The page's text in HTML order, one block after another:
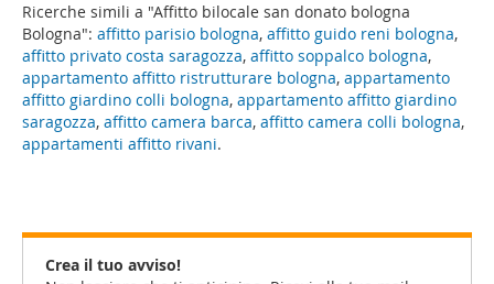
Ricerche simili a "Affitto bilocale san donato bologna
Bologna": affitto parisio bologna, affitto guido reni bologna,
affitto privato costa saragozza, affitto soppalco bologna,
appartamento affitto ristrutturare bologna, appartamento
affitto giardino colli bologna, appartamento affitto giardino
saragozza, affitto camera barca, affitto camera colli bologna,
appartamenti affitto rivani.
Crea il tuo avviso!